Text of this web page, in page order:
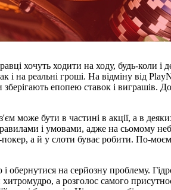
хочуть ходити на ходу, будь-коли і
і на реальні гроші. На відміну від
зберігають епопею ставок і
може бути в частині в акції, а в
і умовами, адже на сьомому
а й у слоти буває робити. По-
на серйозну проблему.
а розголос самого